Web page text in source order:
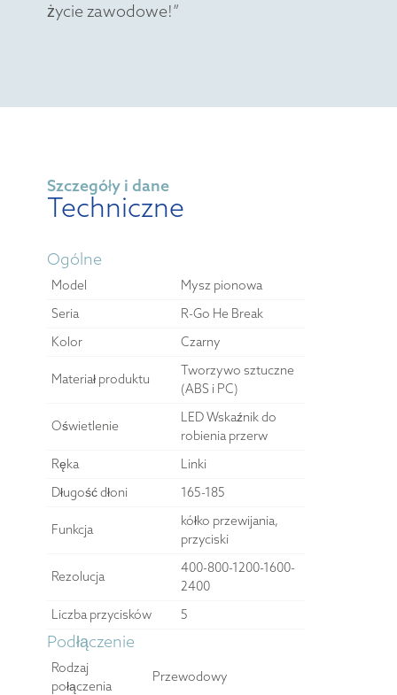
życie zawodowe!”
Szczegóły i dane
Techniczne
Ogólne
Model
Mysz pionowa
Seria
R-Go He Break
Kolor
Czarny
Materiał produktu
Tworzywo sztuczne
(ABS i PC)
Oświetlenie
LED Wskaźnik do
robienia przerw
Ręka
Linki
Długość dłoni
165-185
Funkcja
kółko przewijania,
przyciski
Rezolucja
400-800-1200-1600-
2400
Liczba przycisków
5
Podłączenie
Rodzaj
połączenia
Przewodowy